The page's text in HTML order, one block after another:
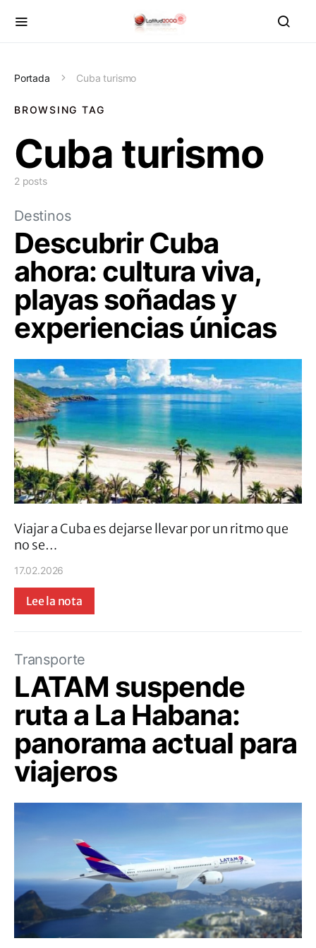
Portada Cuba turismo
BROWSING TAG
Cuba turismo
2 posts
Destinos
Descubrir Cuba
ahora: cultura viva,
playas soñadas y
experiencias únicas
Viajar a Cuba es dejarse llevar por un ritmo que
no se…
17.02.2026
Lee la nota
Transporte
LATAM suspende
ruta a La Habana:
panorama actual para
viajeros